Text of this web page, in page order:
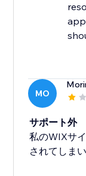
MO
サポート外
私のWIXサ
されてしま